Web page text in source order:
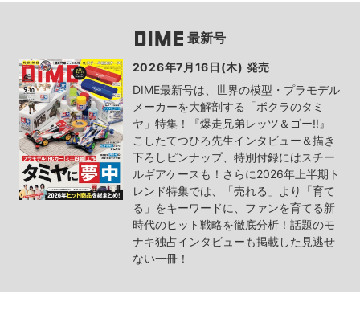
最新号
2026年7月16日(木) 発売
DIME最新号は、世界の模型・プラモデル
メーカーを大解剖する「ボクラのタミ
ヤ」特集！『爆走兄弟レッツ＆ゴー!!』
こしたてつひろ先生インタビュー＆描き
下ろしピンナップ、特別付録にはスチー
ルギアケースも！さらに2026年上半期ト
レンド特集では、「売れる」より「育て
る」をキーワードに、ファンを育てる新
時代のヒット戦略を徹底分析！話題のモ
ナキ独占インタビューも掲載した見逃せ
ない一冊！